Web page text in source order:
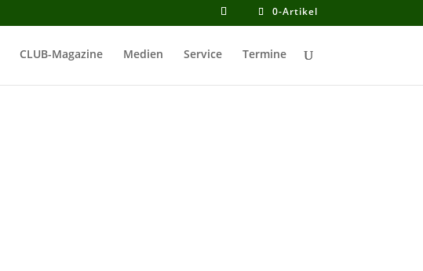
0-Artikel
CLUB-Magazine Medien Service Termine